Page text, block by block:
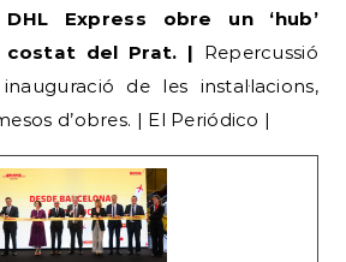
Express obre un ‘hub’
costat del Prat. | Repercussió
de les instal·lacions,
d’obres. | El Periódico |